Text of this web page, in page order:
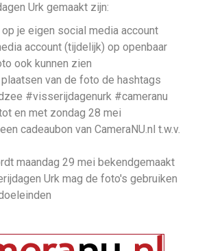
Urk gemaakt zijn:
je eigen social media account
account (tijdelijk) op openbaar
ook kunnen zien
van de foto de hashtags
#visserijdagenurk #cameranu
en met zondag 28 mei
cadeaubon van CameraNU.nl t.w.v.
maandag 29 mei bekendgemaakt
Urk mag de foto's gebruiken